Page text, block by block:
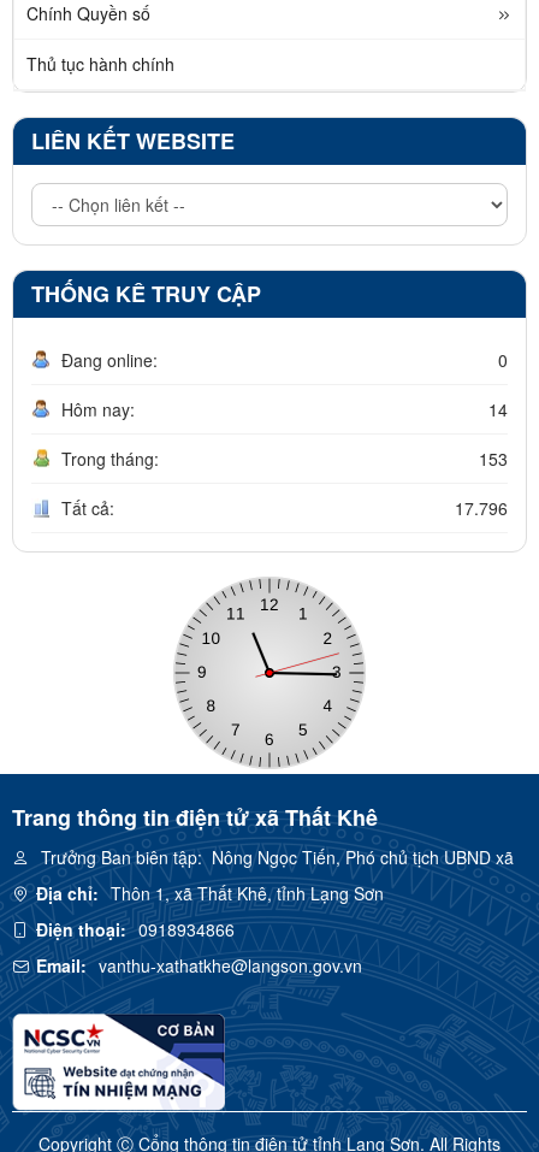
Chính Quyền số
Thủ tục hành chính
LIÊN KẾT WEBSITE
THỐNG KÊ TRUY CẬP
Đang online: 0
Hôm nay: 14
Trong tháng: 153
Tất cả: 17.796
Trang thông tin điện tử xã Thất Khê
Trưởng Ban biên tập:Nông Ngọc Tiến, Phó chủ tịch UBND xã
Địa chỉ: Thôn 1, xã Thất Khê, tỉnh Lạng Sơn
Điện thoại: 0918934866
Email: vanthu-xathatkhe@langson.gov.vn
Copyright Ⓒ Cổng thông tin điện tử tỉnh Lạng Sơn. All Rights